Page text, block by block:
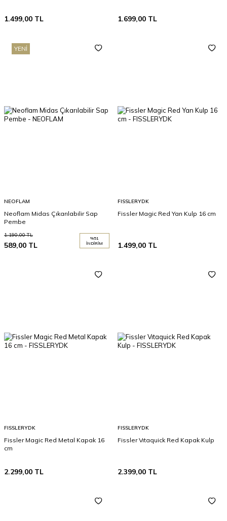
1.499,00 TL 1.699,00 TL
YENI
NEOFLAM
Neoflam Midas Çıkarılabilir Sap
Pembe
1.190,00TL
589,00 TL
%51
İNDIRIM
FISSLERYDK
Fissler Magic Red Yan Kulp 16 cm
1.499,00 TL
FISSLERYDK
Fissler Magic Red Metal Kapak 16
cm
2.299,00 TL
FISSLERYDK
Fissler Vıtaquick Red Kapak Kulp
2.399,00 TL